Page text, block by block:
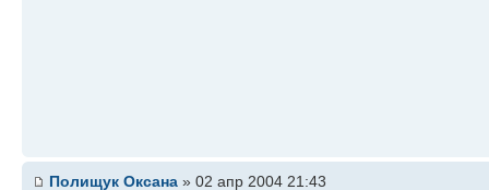
Полищук Оксана » 02 апр 2004 21:43